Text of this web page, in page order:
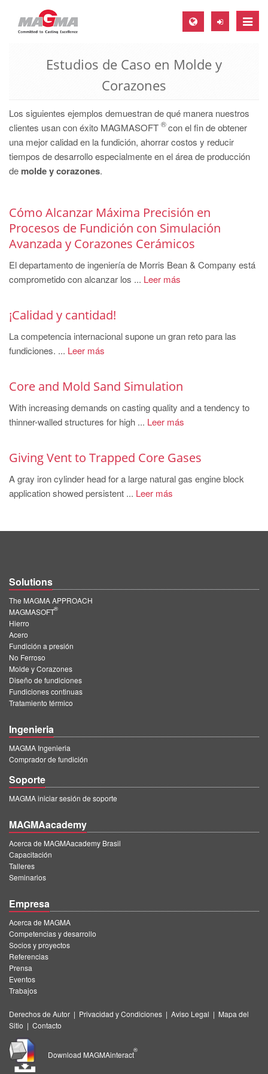
Toggle
MAGMA Europe, Germany
MAGMA North-America, USA
EN
MAGMA Asia-Pacific, Singapore
EN
MAGMA South-America, Brazil
PT
MAGMA Türkiye
EN
TR
EN
ZH
EN
MAGMA Korea
EN
Estudios de Caso en Molde y
Corazones
Los siguientes ejemplos demuestran de qué manera nuestros
clientes usan con éxito MAGMASOFT
®con el fin de obtener
una mejor calidad en la fundición, ahorrar costos y reducir
tiempos de desarrollo especialmente en el área de producción
de molde y corazones.
Cómo Alcanzar Máxima Precisión en
Procesos de Fundición con Simulación
Avanzada y Corazones Cerámicos
El departamento de ingeniería de Morris Bean & Company está
comprometido con alcanzar los ... Leer más
¡Calidad y cantidad!
La competencia internacional supone un gran reto para las
fundiciones. ... Leer más
Core and Mold Sand Simulation
With increasing demands on casting quality and a tendency to
thinner-walled structures for high ... Leer más
Giving Vent to Trapped Core Gases
A gray iron cylinder head for a large natural gas engine block
application showed persistent ... Leer más
Solutions
The MAGMA APPROACH
MAGMASOFT
®
Hierro
Acero
Fundición a presión
No Ferroso
Molde y Corazones
Diseño de fundiciones
Fundiciones continuas
Tratamiento térmico
Ingenieria
MAGMA Ingenieria
Comprador de fundición
Soporte
MAGMA iniciar sesión de soporte
MAGMAacademy
Acerca de MAGMAacademy Brasil
Capacitación
Talleres
Seminarios
Empresa
Acerca de MAGMA
Competencias y desarrollo
Socios y proyectos
Referencias
Prensa
Eventos
Trabajos
Derechos de Autor | Privacidad y Condiciones | Aviso Legal | Mapa del
Sitio | Contacto
Download MAGMAinteract
®